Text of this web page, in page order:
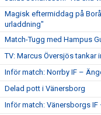
Magisk eftermiddag på
urladdning"
Match-Tugg med Hampus
TV: Marcus Översjös tankar
Inför match: Norrby IF –
Delad pott i Vänersborg
Inför match: Vänersborgs IF